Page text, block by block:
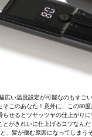
広い温度設定が可能なのもすご
そこのあなた！意外に、この80
らせるとツヤッツヤの仕上が
がきれいに仕上げるコツなん
、髪が傷む原因になってしまう